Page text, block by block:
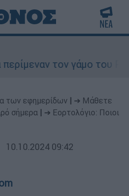
τον γάμο του
των εφημερίδων
➔ Μάθετε
σήμερα
➔ Εορτολόγιο: Ποιοι
10.10.2024 09:42